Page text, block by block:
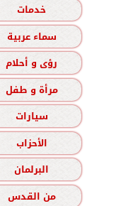
خدمات
سماء عربية
رؤى و أحلام
مرأة و طفل
سيارات
الأحزاب
البرلمان
من القدس